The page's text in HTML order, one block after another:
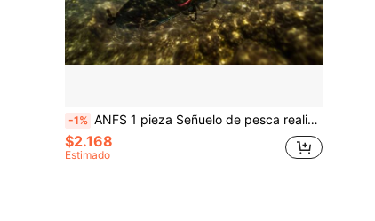
-1% ANFS 1 pieza Señuelo de pesca realista de superficie - Lápiz cebo artificial para pesca de agua salada y agua dulce
$2.168
Estimado